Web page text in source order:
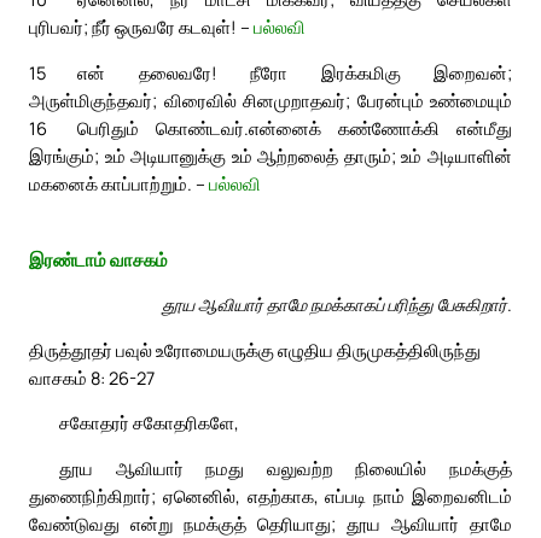
புரிபவர்; நீர் ஒருவரே கடவுள்! – பல்லவி
15
என் தலைவரே! நீரோ இரக்கமிகு இறைவன்;
அருள்மிகுந்தவர்; விரைவில் சினமுறாதவர்; பேரன்பும் உண்மையும்
பெரிதும் கொண்டவர்.
16
என்னைக் கண்ணோக்கி என்மீது
இரங்கும்; உம் அடியானுக்கு உம் ஆற்றலைத் தாரும்; உம் அடியாளின்
மகனைக் காப்பாற்றும். – பல்லவி
இரண்டாம் வாசகம்
தூய ஆவியார் தாமே நமக்காகப் பரிந்து பேசுகிறார்.
திருத்தூதர் பவுல் உரோமையருக்கு எழுதிய திருமுகத்திலிருந்து
வாசகம் 8: 26-27
சகோதரர் சகோதரிகளே,
தூய ஆவியார் நமது வலுவற்ற நிலையில் நமக்குத்
துணைநிற்கிறார்; ஏனெனில், எதற்காக, எப்படி நாம் இறைவனிடம்
வேண்டுவது என்று நமக்குத் தெரியாது; தூய ஆவியார் தாமே